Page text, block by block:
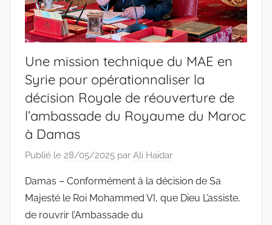
Une mission technique du MAE en
Syrie pour opérationnaliser la
décision Royale de réouverture de
l’ambassade du Royaume du Maroc
à Damas
Publié le 28/05/2025 par Ali Haidar
Damas – Conformément à la décision de Sa
Majesté le Roi Mohammed VI, que Dieu L’assiste,
de rouvrir l’Ambassade du